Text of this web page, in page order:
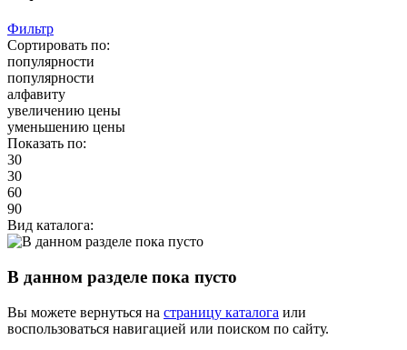
Фильтр
Сортировать по:
популярности
популярности
алфавиту
увеличению цены
уменьшению цены
Показать по:
30
30
60
90
Вид каталога:
В данном разделе пока пусто
Вы можете вернуться на страницу каталога или
воспользоваться навигацией или поиском по сайту.